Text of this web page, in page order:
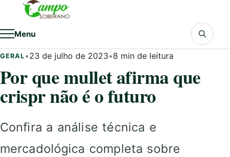
Pular para o conteúdo
Menu
GERAL •23 de julho de 2023•8 min de leitura
Por que mullet afirma que
crispr não é o futuro
Confira a análise técnica e
mercadológica completa sobre